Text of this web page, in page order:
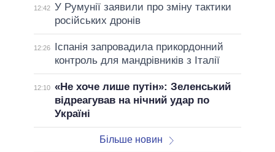
12:42 У Румунії заявили про зміну тактики
російських дронів
12:26
Іспанія запровадила прикордонний
контроль для мандрівників з Італії
12:10 «Не хоче лише путін»: Зеленський
відреагував на нічний удар по
Україні
Більше новин